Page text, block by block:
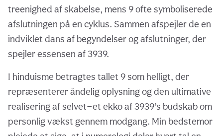
treenighed af skabelse, mens 9 ofte symboliserede
afslutningen på en cyklus. Sammen afspejler de en
indviklet dans af begyndelser og afslutninger, der
spejler essensen af 3939.
I hinduisme betragtes tallet 9 som helligt, der
repræsenterer åndelig oplysning og den ultimative
realisering af selvet—et ekko af 3939’s budskab om
personlig vækst gennem modgang. Min bedstemor